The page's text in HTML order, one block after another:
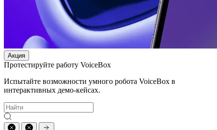
Акция
Протестируйте работу VoiceBox
Испытайте возможности умного робота VoiceBox в
интерактивных демо-кейсах.